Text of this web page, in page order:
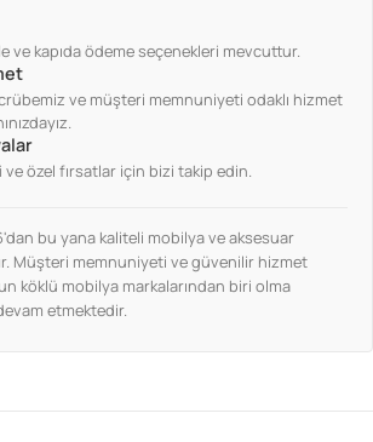
ve kapıda ödeme seçenekleri mevcuttur.
ve müşteri memnuniyeti odaklı hizmet
özel fırsatlar için bizi takip edin.
bu yana kaliteli mobilya ve aksesuar
Müşteri memnuniyeti ve güvenilir hizmet
köklü mobilya markalarından biri olma
etmektedir.